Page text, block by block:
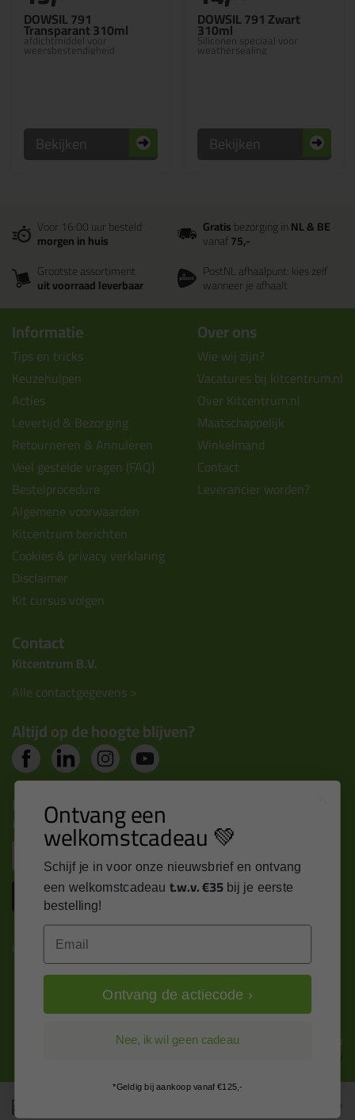
DOWSIL 791
Transparant 310ml
afdichtmiddel voor
weersbestendigheid
Bekijken
DOWSIL 791 Zwart
310ml
Siliconen speciaal voor
weathersealing
Bekijken
Voor 16:00 uur besteld
morgen in huis
Gratisbezorging inNL & BE
vanaf75,-
Grootste assortiment
uit voorraad leverbaar
PostNL afhaalpunt: kies zelf
wanneer je afhaalt
Informatie
Tips en tricks
Keuzehulpen
Acties
Levertijd & Bezorging
Retourneren & Annuleren
Veel gestelde vragen (FAQ)
Bestelprocedure
Algemene voorwaarden
Kitcentrum berichten
Cookies & privacy verklaring
Disclaimer
Kit cursus volgen
Over ons
Wie wij zijn?
Vacatures bij kitcentrum.nl
Over Kitcentrum.nl
Maatschappelijk
Winkelmand
Contact
Leverancier worden?
Contact
Kitcentrum B.V.
Alle contactgegevens >
Altijd op de hoogte blijven?
Nieuws, tips en exclusieve deals rechtstreeks in je
inbox
Inschrijven
Kitcentrum is trots op:
Alle prijzen zijn in EURO en excl. 21% BTW
wijzig naar incl. BTW
Ontvang een
welkomstcadeau 💚
Schijf je in voor onze nieuwsbrief en ontvang
een welkomstcadeau t.w.v. €35 bij je eerste
bestelling!
Email
Ontvang de actiecode ›
Nee, ik wil geen cadeau
*Geldig bij aankoop vanaf €125,-